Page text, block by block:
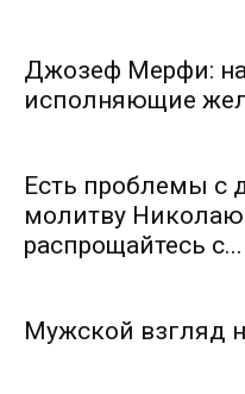
Джозеф Мерфи:
исполняющие
Есть проблемы с
молитву Николаю
распрощайтесь с...
Мужской взгляд